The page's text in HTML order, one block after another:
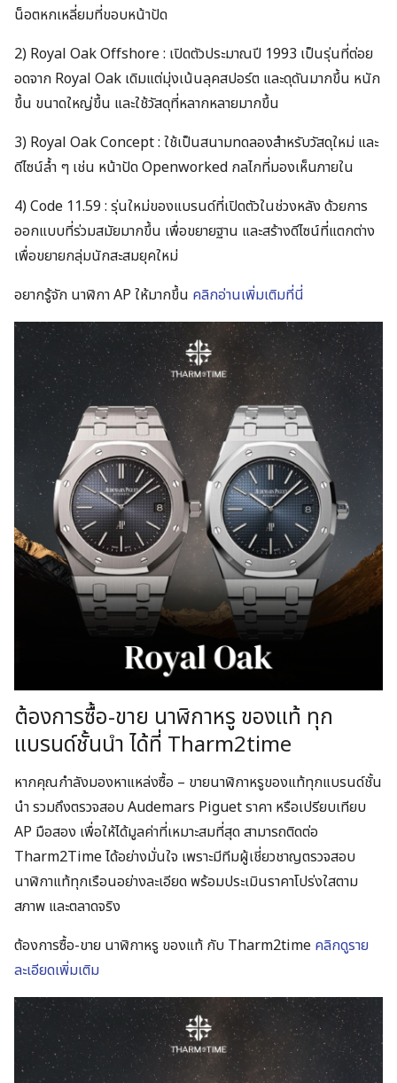
Search
น็อตหกเหลี่ยมที่ขอบหน้าปัด
2) Royal Oak Offshore: เปิดตัวประมาณปี 1993 เป็นรุ่นที่ต่อย
อดจาก Royal Oak เดิมแต่มุ่งเน้นลุคสปอร์ต และดุดันมากขึ้น หนัก
ขึ้น ขนาดใหญ่ขึ้น และใช้วัสดุที่หลากหลายมากขึ้น
3) Royal Oak Concept : ใช้เป็นสนามทดลองสำหรับวัสดุใหม่ และ
ดีไซน์ล้ำ ๆ เช่น หน้าปัด Openworked กลไกที่มองเห็นภายใน
4) Code 11.59 : รุ่นใหม่ของแบรนด์ที่เปิดตัวในช่วงหลัง ด้วยการ
ออกแบบที่ร่วมสมัยมากขึ้น เพื่อขยายฐาน และสร้างดีไซน์ที่แตกต่าง
เพื่อขยายกลุ่มนักสะสมยุคใหม่
อยากรู้จัก นาฬิกา AP ให้มากขึ้น คลิกอ่านเพิ่มเติมที่นี่
ต้องการซื้อ-ขาย นาฬิกาหรู ของแท้ ทุก
แบรนด์ชั้นนำ ได้ที่ Tharm2time
หากคุณกำลังมองหาแหล่งซื้อ – ขายนาฬิกาหรูของแท้ทุกแบรนด์ชั้น
นำ รวมถึงตรวจสอบ Audemars Piguet ราคา หรือเปรียบเทียบ
AP มือสอง เพื่อให้ได้มูลค่าที่เหมาะสมที่สุด สามารถติดต่อ
Tharm2Time ได้อย่างมั่นใจ เพราะมีทีมผู้เชี่ยวชาญตรวจสอบ
นาฬิกาแท้ทุกเรือนอย่างละเอียด พร้อมประเมินราคาโปร่งใสตาม
สภาพ และตลาดจริง
ต้องการซื้อ-ขาย นาฬิกาหรู ของแท้ กับ Tharm2time คลิกดูราย
ละเอียดเพิ่มเติม